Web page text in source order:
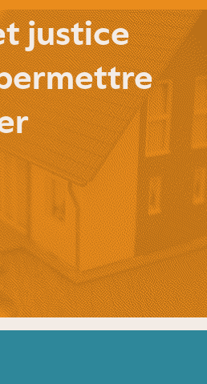
justice